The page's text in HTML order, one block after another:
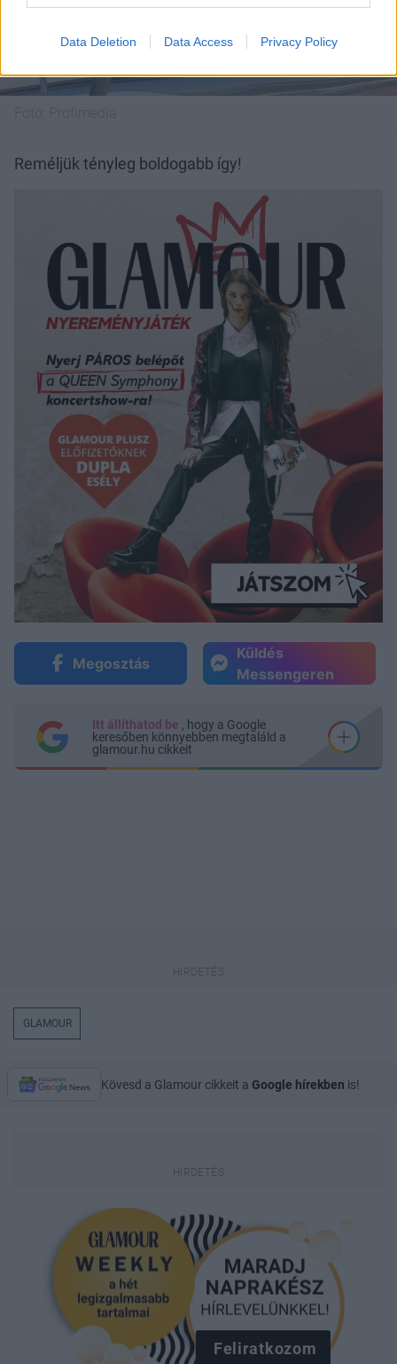
Data Deletion Data Access Privacy Policy
Reméljük tényleg boldogabb így!
Megosztás
Küldés
Messengeren
Itt állíthatod be , hogy a Google
keresőben könnyebben megtaláld a
glamour.hu cikkeit
GLAMOUR
Kövesd a Glamour cikkeit a Google hírekben is!
Feliratkozom